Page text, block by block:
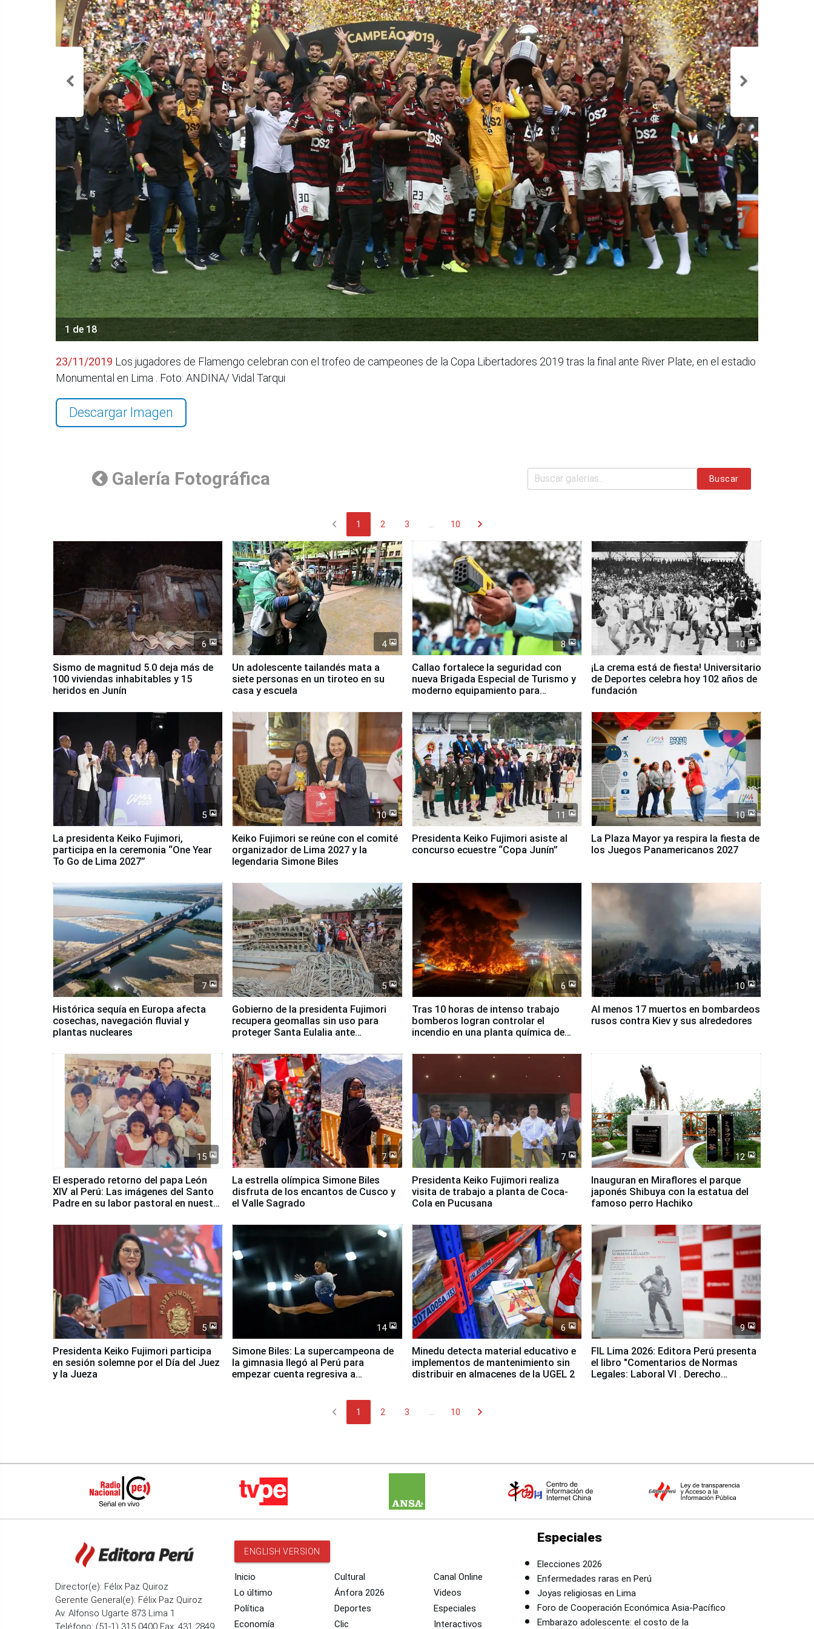
1 de 18
23/11/2019 Los jugadores de Flamengo celebran con el trofeo de campeones de la Copa Libertadores 2019 tras la final ante River Plate, en el estadio
Monumental en Lima . Foto: ANDINA/ Vidal Tarqui
Descargar Imagen
Galería Fotográfica Buscar
chevron_left 1 2 3 10 chevron_right
6
Sismo de magnitud 5.0 deja más de
100 viviendas inhabitables y 15
heridos en Junín
4
Un adolescente tailandés mata a
siete personas en un tiroteo en su
casa y escuela
8
Callao fortalece la seguridad con
nueva Brigada Especial de Turismo y
moderno equipamiento para
10
¡La crema está de fiesta! Universitario
de Deportes celebra hoy 102 años de
fundación
5
La presidenta Keiko Fujimori,
participa en la ceremonia “One Year
To Go de Lima 2027”
10
Keiko Fujimori se reúne con el comité
organizador de Lima 2027 y la
legendaria Simone Biles
11
Presidenta Keiko Fujimori asiste al
concurso ecuestre “Copa Junín”
10
La Plaza Mayor ya respira la fiesta de
los Juegos Panamericanos 2027
7
Histórica sequía en Europa afecta
cosechas, navegación fluvial y
plantas nucleares
5
Gobierno de la presidenta Fujimori
recupera geomallas sin uso para
proteger Santa Eulalia ante
6
Tras 10 horas de intenso trabajo
bomberos logran controlar el
incendio en una planta química de
10
Al menos 17 muertos en bombardeos
rusos contra Kiev y sus alrededores
15
El esperado retorno del papa León
XIV al Perú: Las imágenes del Santo
Padre en su labor pastoral en nuestro
7
La estrella olímpica Simone Biles
disfruta de los encantos de Cusco y
el Valle Sagrado
7
Presidenta Keiko Fujimori realiza
visita de trabajo a planta de Coca-
Cola en Pucusana
12
Inauguran en Miraflores el parque
japonés Shibuya con la estatua del
famoso perro Hachiko
5
Presidenta Keiko Fujimori participa
en sesión solemne por el Día del Juez
y la Jueza
14
Simone Biles: La supercampeona de
la gimnasia llegó al Perú para
empezar cuenta regresiva a
6
Minedu detecta material educativo e
implementos de mantenimiento sin
distribuir en almacenes de la UGEL 2
9
FIL Lima 2026: Editora Perú presenta
el libro "Comentarios de Normas
Legales: Laboral Vl . Derecho
chevron_left 1 2 3 10 chevron_right
Director(e): Félix Paz Quiroz
Gerente General(e): Félix Paz Quiroz
Av. Alfonso Ugarte 873 Lima 1
Teléfono: (51-1) 315 0400 Fax: 431 2849
ENGLISH VERSION
Inicio
Lo último
Política
Economía
Cultural
Ánfora 2026
Deportes
Clic
Canal Online
Videos
Especiales
Interactivos
Especiales
Elecciones 2026
Enfermedades raras en Perú
Joyas religiosas en Lima
Foro de Cooperación Económica Asia-Pacífico
Embarazo adolescente: el costo de la